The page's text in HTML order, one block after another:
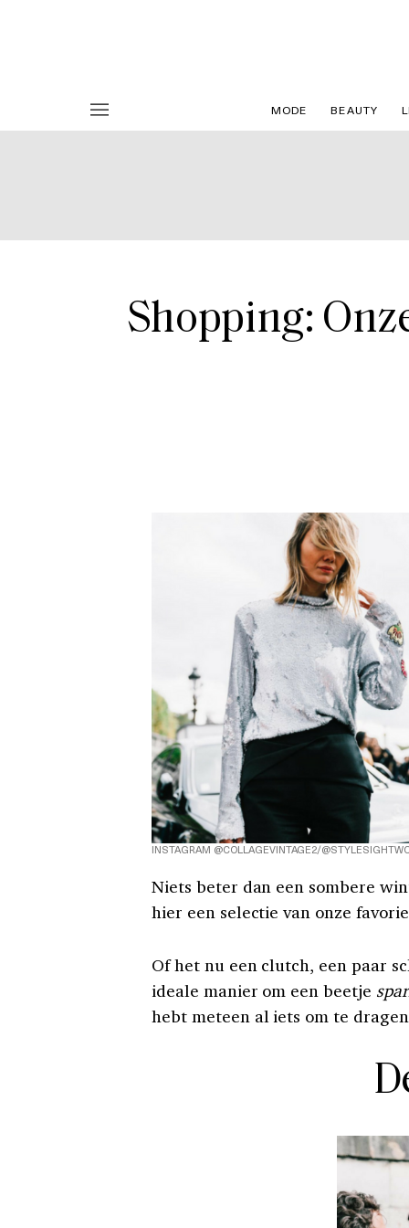
MODE BEAUTY
Shopping:
INSTAGRAM @COLLAGEVINTAGE2/
Niets beter dan een sombere
hier een selectie van onze
Of het nu een clutch, een paar
ideale manier om een beetje
hebt meteen al iets om te